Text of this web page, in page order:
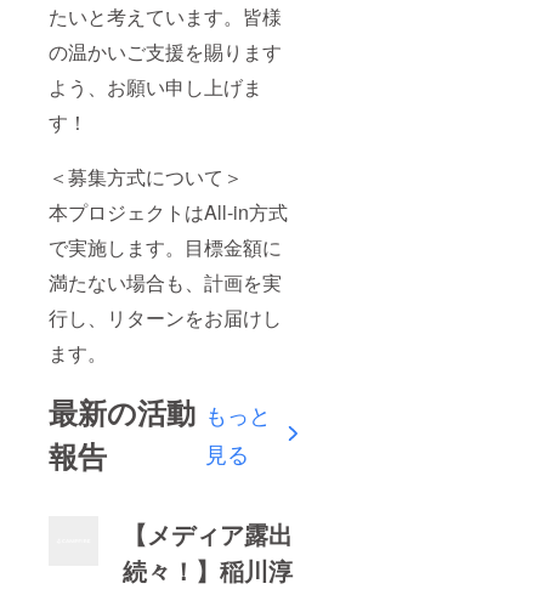
たいと考えています。皆様
の温かいご支援を賜ります
よう、お願い申し上げま
す！
＜募集方式について＞
本プロジェクトはAll-in方式
で実施します。目標金額に
満たない場合も、計画を実
行し、リターンをお届けし
ます。
最新の活動
報告
もっと
見る
【メディア露出
続々！】稲川淳